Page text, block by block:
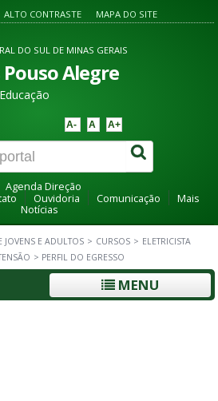
ALTO CONTRASTE MAPA DO SITE
DO SUL DE MINAS GERAIS
Alegre
A- A A+
Agenda Direção
Ouvidoria Comunicação
Mais
Notícias
JOVENS E ADULTOS > CURSOS > ELETRICISTA
> PERFIL DO EGRESSO
MENU